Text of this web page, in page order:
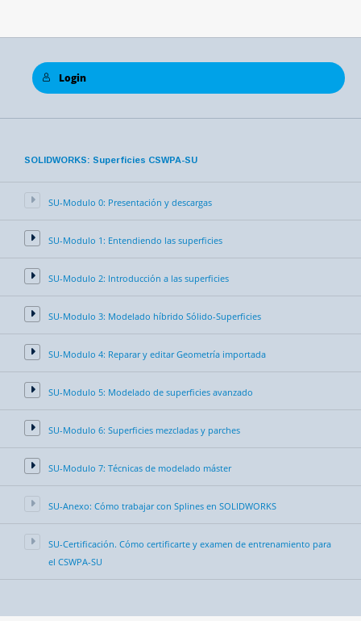
Login
SOLIDWORKS: Superficies CSWPA-SU
SU-Modulo 0: Presentación y descargas
SU-Modulo 1: Entendiendo las superficies
SU-Modulo 2: Introducción a las superficies
SU-Modulo 3: Modelado híbrido Sólido-Superficies
SU-Modulo 4: Reparar y editar Geometría importada
SU-Modulo 5: Modelado de superficies avanzado
SU-Modulo 6: Superficies mezcladas y parches
SU-Modulo 7: Técnicas de modelado máster
SU-Anexo: Cómo trabajar con Splines en SOLIDWORKS
SU-Certificación. Cómo certificarte y examen de entrenamiento para
el CSWPA-SU